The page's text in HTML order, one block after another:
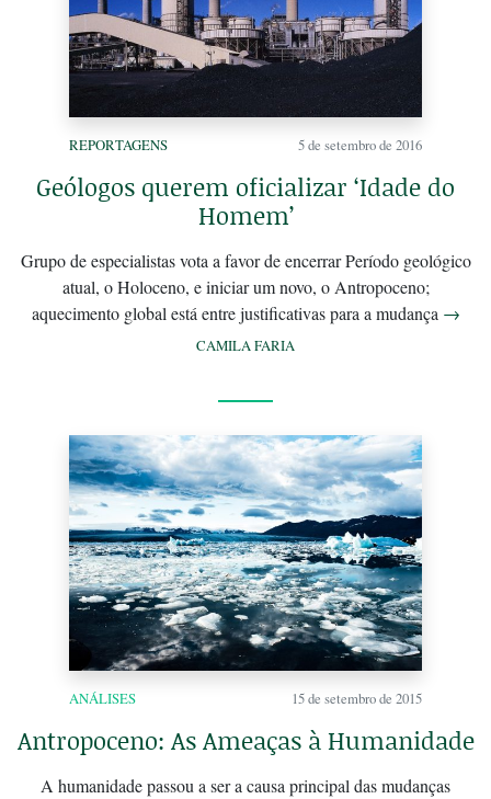
REPORTAGENS 5 de setembro de 2016
Geólogos querem oficializar ‘Idade do
Homem’
Grupo de especialistas vota a favor de encerrar Período geológico
atual, o Holoceno, e iniciar um novo, o Antropoceno;
aquecimento global está entre justificativas para a mudança →
CAMILA FARIA
ANÁLISES 15 de setembro de 2015
Antropoceno: As Ameaças à Humanidade
A humanidade passou a ser a causa principal das mudanças